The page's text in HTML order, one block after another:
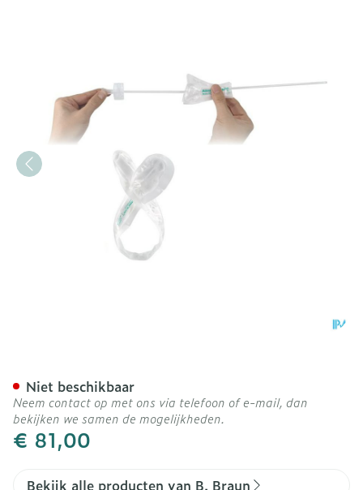
€ 81,00
Niet beschikbaar
Neem contact op met ons via telefoon of e-mail, dan
bekijken we samen de mogelijkheden.
Bekijk alle producten van B. Braun